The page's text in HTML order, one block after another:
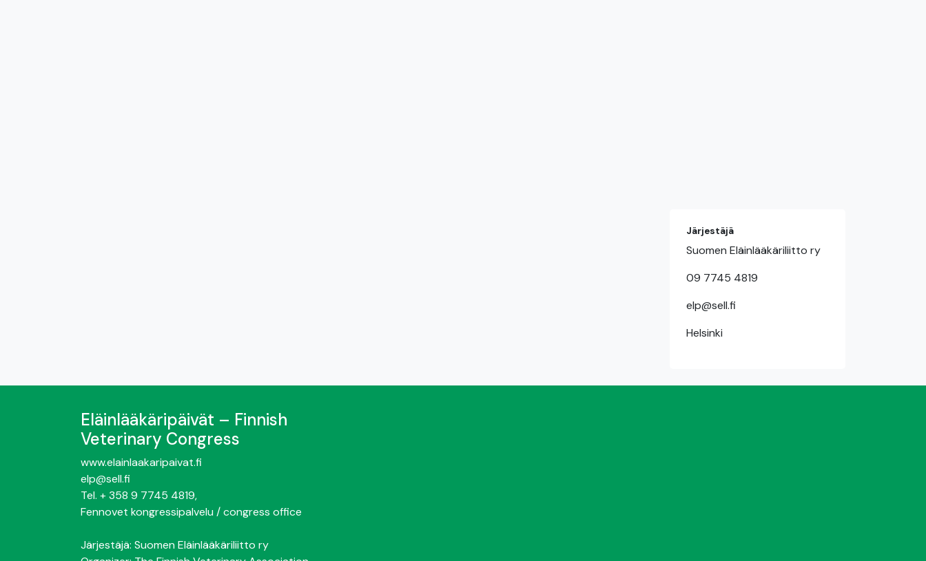
Järjestäjä
Suomen Eläinlääkäriliitto ry
09 7745 4819
elp@sell.fi
Helsinki
Eläinlääkäripäivät – Finnish
Veterinary Congress
www.elainlaakaripaivat.fi
elp@sell.fi
Tel. + 358 9 7745 4819,
Fennovet kongressipalvelu / congress office
Järjestäjä: Suomen Eläinlääkäriliitto ry